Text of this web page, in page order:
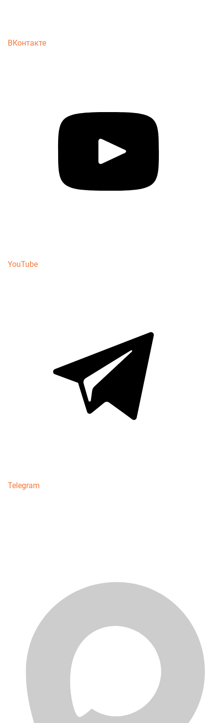
ВКонтакте
YouTube
Telegram